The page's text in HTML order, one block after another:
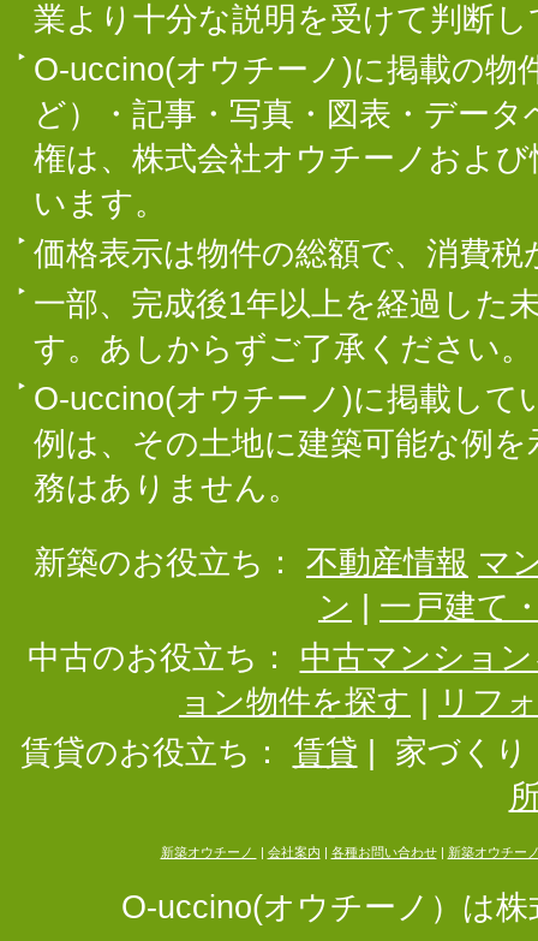
業より十分な説明を受けて判断
O-uccino(オウチーノ)に掲載の物
ど）・記事・写真・図表・デー
権は、株式会社オウチーノおよ
います。
価格表示は物件の総額で、消費
一部、完成後1年以上を経過した
す。あしからずご了承ください。
O-uccino(オウチーノ)に掲載して
例は、その土地に建築可能な例
務はありません。
新築のお役立ち： 不動産情報 マ
ン
一戸建て
中古のお役立ち：
中古マンショ
ョン物件を探す
リフ
賃貸のお役立ち：
賃貸
家づくり
新築オウチーノ 会社案内 各種お問い合わせ| 新築オウチー
O-uccino(オウチーノ）は